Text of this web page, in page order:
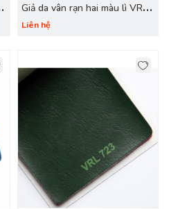
Giả da vân rạn hai màu lì VRL
725 xanh dương
Liên hệ